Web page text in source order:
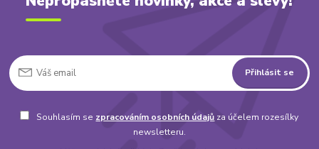
Přihlásit se
Souhlasím se zpracováním osobních údajů za účelem rozesílky
newsletteru.